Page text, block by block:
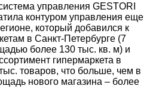
управления GESTORI
контуром управления еще
который добавился к
в Санкт-Петербурге (7
более 130 тыс. кв. м) и
гипермаркета в
товаров, что больше, чем в
нового магазина – более